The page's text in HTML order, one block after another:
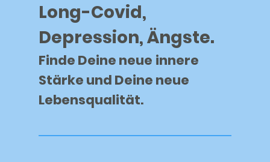
Long-Covid,
Depression, Ängste.
Finde Deine neue innere
Stärke und Deine neue
Lebensqualität.